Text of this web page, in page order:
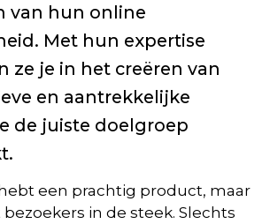
van hun online
Met hun expertise
ze je in het creëren van
en aantrekkelijke
de juiste doelgroep
een prachtig product, maar
in de steek. Slechts